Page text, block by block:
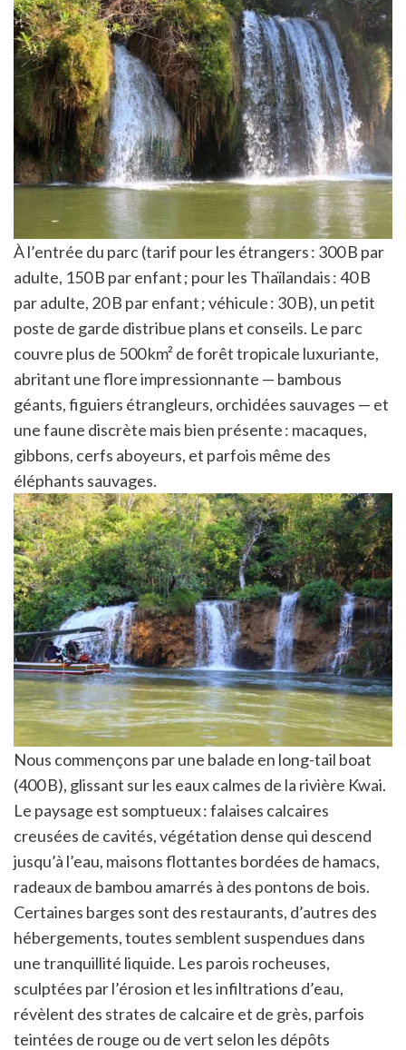
À l’entrée du parc (tarif pour les étrangers : 300 B par
adulte, 150 B par enfant ; pour les Thaïlandais : 40 B
par adulte, 20 B par enfant ; véhicule : 30 B), un petit
poste de garde distribue plans et conseils. Le parc
couvre plus de 500 km² de forêt tropicale luxuriante,
abritant une flore impressionnante — bambous
géants, figuiers étrangleurs, orchidées sauvages — et
une faune discrète mais bien présente : macaques,
gibbons, cerfs aboyeurs, et parfois même des
éléphants sauvages.
Nous commençons par une balade en long-tail boat
(400 B), glissant sur les eaux calmes de la rivière Kwai.
Le paysage est somptueux : falaises calcaires
creusées de cavités, végétation dense qui descend
jusqu’à l’eau, maisons flottantes bordées de hamacs,
radeaux de bambou amarrés à des pontons de bois.
Certaines barges sont des restaurants, d’autres des
hébergements, toutes semblent suspendues dans
une tranquillité liquide. Les parois rocheuses,
sculptées par l’érosion et les infiltrations d’eau,
révèlent des strates de calcaire et de grès, parfois
teintées de rouge ou de vert selon les dépôts